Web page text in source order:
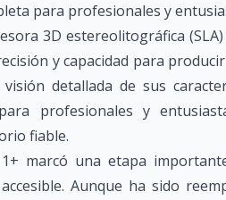
para profesionales y
3D estereolitográfica
y capacidad para
detallada de sus
profesionales y
fiable.
marcó una etapa
Aunque ha sido